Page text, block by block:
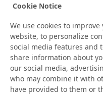
Cinta adhesiva para
directamente sobre la piel.
NITOFIT
Cookie Notice
We use cookies to
website, to personalize
social media features and
share information about
our social media,
who may combine it with
have provided to them or